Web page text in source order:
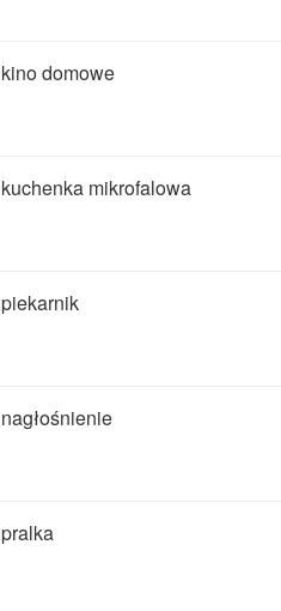
kino domowe
kuchenka mikrofalowa
piekarnik
nagłośnienie
pralka